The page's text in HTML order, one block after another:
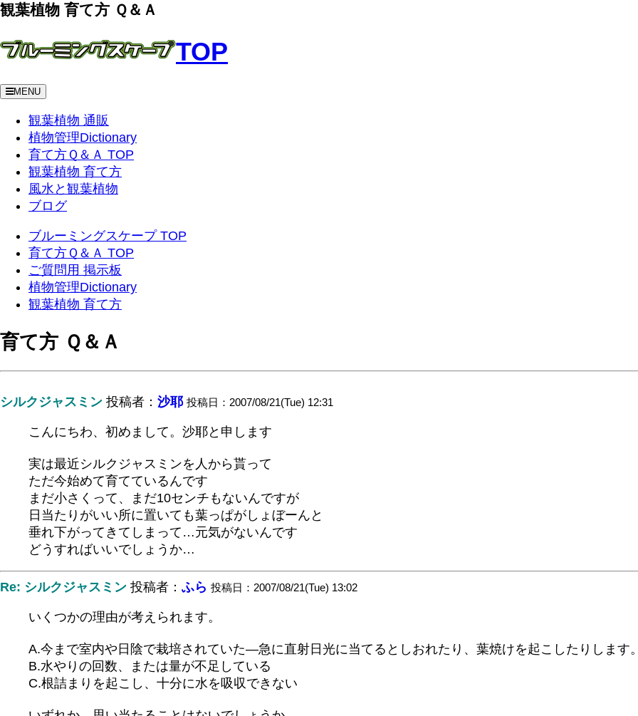
観葉植物 育て方 Ｑ＆Ａ
TOP
MENU
観葉植物 通販
植物管理Dictionary
育て方Ｑ＆Ａ TOP
観葉植物 育て方
風水と観葉植物
ブログ
ブルーミングスケープ TOP
育て方Ｑ＆Ａ TOP
ご質問用 掲示板
植物管理Dictionary
観葉植物 育て方
育て方 Ｑ＆Ａ
シルクジャスミン 投稿者： 沙耶 投稿日：2007/08/21(Tue) 12:31
こんにちわ、初めまして。沙耶と申します
実は最近シルクジャスミンを人から貰って
ただ今始めて育てているんです
まだ小さくって、まだ10センチもないんですが
日当たりがいい所に置いても葉っぱがしょぼーんと
垂れ下がってきてしまって…元気がないんです
どうすればいいでしょうか…
Re: シルクジャスミン 投稿者： ふら 投稿日：2007/08/21(Tue) 13:02
いくつかの理由が考えられます。
A.今まで室内や日陰で栽培されていた―急に直射日光に当てるとしおれたり、葉焼けを起こしたりします。
B.水やりの回数、または量が不足している
C.根詰まりを起こし、十分に水を吸収できない